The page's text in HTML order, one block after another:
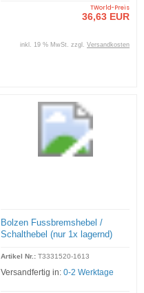
TWorld-Preis
36,63 EUR
inkl. 19 % MwSt. zzgl. Versandkosten
Bolzen Fussbremshebel /
Schalthebel (nur 1x lagernd)
Artikel Nr.: T3331520-1613
Versandfertig in: 0-2 Werktage